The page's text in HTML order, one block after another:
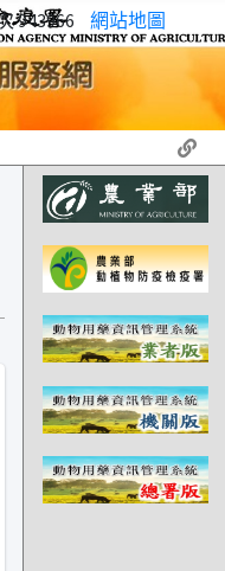
943966 網站地圖